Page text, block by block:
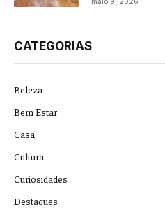
CATEGORIAS
Beleza
Bem Estar
Casa
Cultura
Curiosidades
Destaques